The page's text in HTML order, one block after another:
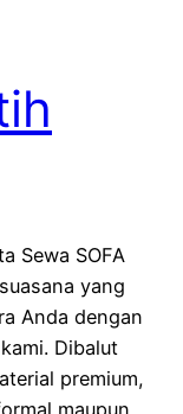
Sewa SOFA
yang
Anda dengan
Dibalut
premium,